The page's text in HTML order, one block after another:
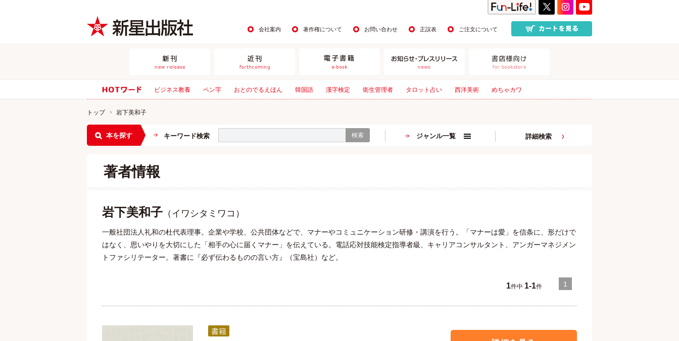
会社案内 著作権について お問い合わせ 正誤表 ご注文について
ビジネス教養 ペン字 おとのでるえほん 韓国語 漢字検定 衛生管理者 タロット占い 西洋美術 めちゃカワ
トップ 岩下美和子
本を探す キーワード検索 検索 ジャンル一覧 詳細検索
著者情報
岩下美和子 （イワシタミワコ）
一般社団法人礼和の杜代表理事。企業や学校、公共団体などで、マナーやコミュニケーション研修・講演を行う。「マナーは愛」を信条に、形だけで
はなく、思いやりを大切にした「相手の心に届くマナー」を伝えている。電話応対技能検定指導者級、キャリアコンサルタント、アンガーマネジメン
トファシリテーター。著書に『必ず伝わるものの言い方』（宝島社）など。
1件中 1-1件 1
書籍